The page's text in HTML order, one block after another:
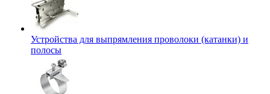
Устройства для выпрямления проволоки (катанки) и
полосы